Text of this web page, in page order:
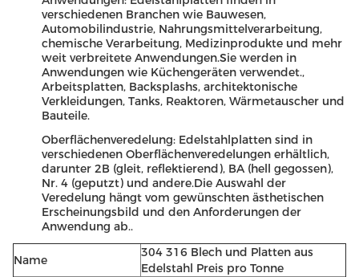
verschiedenen Branchen wie Bauwesen,
Automobilindustrie, Nahrungsmittelverarbeitung,
chemische Verarbeitung, Medizinprodukte und mehr
weit verbreitete Anwendungen.Sie werden in
Anwendungen wie Küchengeräten verwendet.,
Arbeitsplatten, Backsplashs, architektonische
Verkleidungen, Tanks, Reaktoren, Wärmetauscher und
Bauteile.
Oberflächenveredelung: Edelstahlplatten sind in
verschiedenen Oberflächenveredelungen erhältlich,
darunter 2B (gleit, reflektierend), BA (hell gegossen),
Nr. 4 (geputzt) und andere.Die Auswahl der
Veredelung hängt vom gewünschten ästhetischen
Erscheinungsbild und den Anforderungen der
Anwendung ab..
Name
304 316 Blech und Platten aus
Edelstahl Preis pro Tonne